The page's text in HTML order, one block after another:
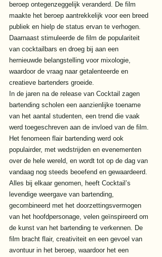
beroep ontegenzeggelijk veranderd. De film
maakte het beroep aantrekkelijk voor een breed
publiek en hielp de status ervan te verhogen.
Daarnaast stimuleerde de film de populariteit
van cocktailbars en droeg bij aan een
hernieuwde belangstelling voor mixologie,
waardoor de vraag naar getalenteerde en
creatieve bartenders groeide.
In de jaren na de release van Cocktail zagen
bartending scholen een aanzienlijke toename
van het aantal studenten, een trend die vaak
werd toegeschreven aan de invloed van de film.
Het fenomeen flair bartending werd ook
populairder, met wedstrijden en evenementen
over de hele wereld, en wordt tot op de dag van
vandaag nog steeds beoefend en gewaardeerd.
Alles bij elkaar genomen, heeft Cocktail’s
levendige weergave van bartending,
gecombineerd met het doorzettingsvermogen
van het hoofdpersonage, velen geïnspireerd om
de kunst van het bartending te verkennen. De
film bracht flair, creativiteit en een gevoel van
avontuur in het beroep, waardoor het een